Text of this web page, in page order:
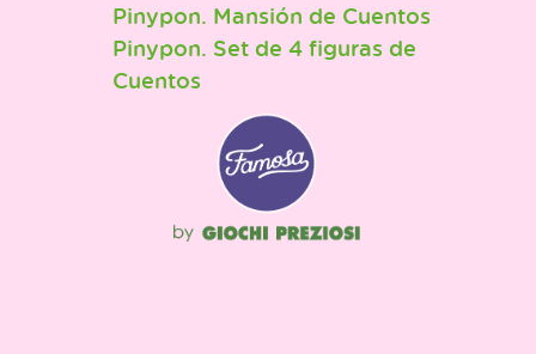
Pinypon. Mansión de Cuentos
Pinypon. Set de 4 figuras de
Cuentos